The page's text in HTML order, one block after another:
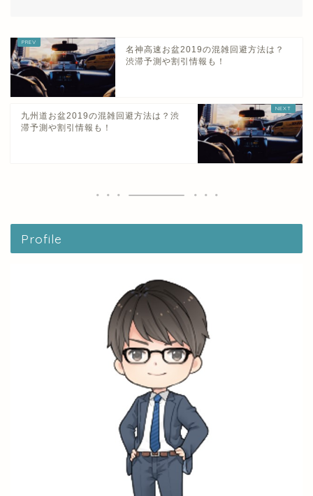
名神高速お盆2019の混雑回避方法は？
渋滞予測や割引情報も！
九州道お盆2019の混雑回避方法は？渋
滞予測や割引情報も！
Profile